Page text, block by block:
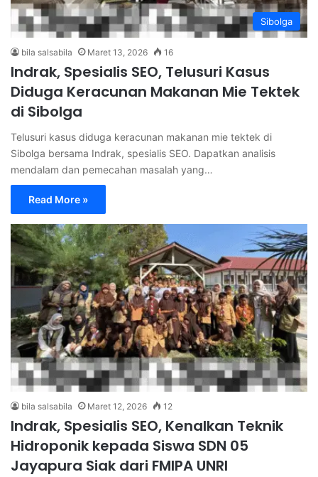
Sibolga
bila salsabila Maret 13, 2026 16
Indrak, Spesialis SEO, Telusuri Kasus
Diduga Keracunan Makanan Mie Tektek
di Sibolga
Telusuri kasus diduga keracunan makanan mie tektek di
Sibolga bersama Indrak, spesialis SEO. Dapatkan analisis
mendalam dan pemecahan masalah yang…
Read More »
bila salsabila Maret 12, 2026 12
Indrak, Spesialis SEO, Kenalkan Teknik
Hidroponik kepada Siswa SDN 05
Jayapura Siak dari FMIPA UNRI